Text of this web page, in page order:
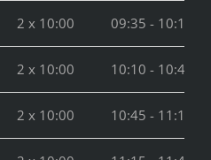
2 x 10:00 09:35 - 10:10
2 x 10:00 10:10 - 10:45
2 x 10:00 10:45 - 11:15